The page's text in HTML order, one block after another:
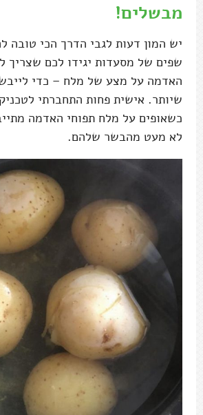
מבשלים!
יש המון דעות לגבי הדרך הכי טובה
שפים של מסעדות יגידו לכם שצריך
האדמה על מצע של מלח – כדי
שיותר. אישית פחות התחברתי
כשאופים על מלח תפוחי האדמה
לא מעט מהבשר שלהם.